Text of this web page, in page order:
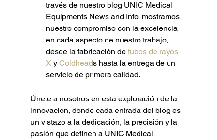
través de nuestro blog UNIC Medical
Equipments News and Info, mostramos
nuestro compromiso con la excelencia
en cada aspecto de nuestro trabajo,
desde la fabricación de tubos de rayos
X y Coldheads hasta la entrega de un
servicio de primera calidad.
Únete a nosotros en esta exploración de la
innovación, donde cada entrada del blog es
un vistazo a la dedicación, la precisión y la
pasión que definen a UNIC Medical